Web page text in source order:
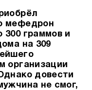
мефедрон
300 граммов и
на 309
организации
довести
не смог,